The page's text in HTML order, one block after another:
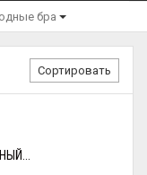
бра
Сортировать